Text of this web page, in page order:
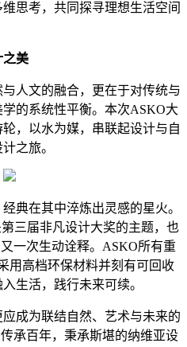
思考，共同探寻理想生活空间
之美
文的融合，更在于对传统与
的系统性平衡。本次ASKO大
，以水为媒，串联起设计与自
之旅。
在其中淬炼出灵感的星火。
三届非凡设计大奖的主题，也
一次生动诠释。ASKO所有重
用高档环保材料并刻有可回收
生活，践行未来可续。
为联结自然、艺术与未来的
承百年，秉承斯堪的纳维亚设